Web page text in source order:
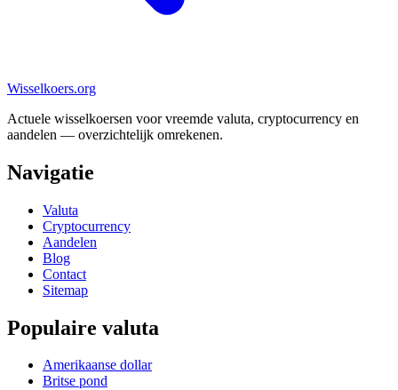
Wisselkoers.org
Actuele wisselkoersen voor vreemde valuta, cryptocurrency en
aandelen — overzichtelijk omrekenen.
Navigatie
Valuta
Cryptocurrency
Aandelen
Blog
Contact
Sitemap
Populaire valuta
Amerikaanse dollar
Britse pond